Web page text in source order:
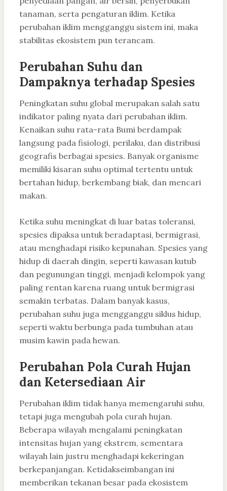
tanaman, serta pengaturan iklim. Ketika
perubahan iklim mengganggu sistem ini, maka
stabilitas ekosistem pun terancam.
Perubahan Suhu dan
Dampaknya terhadap Spesies
Peningkatan suhu global merupakan salah satu
indikator paling nyata dari perubahan iklim.
Kenaikan suhu rata-rata Bumi berdampak
langsung pada fisiologi, perilaku, dan distribusi
geografis berbagai spesies. Banyak organisme
memiliki kisaran suhu optimal tertentu untuk
bertahan hidup, berkembang biak, dan mencari
makan.
Ketika suhu meningkat di luar batas toleransi,
spesies dipaksa untuk beradaptasi, bermigrasi,
atau menghadapi risiko kepunahan. Spesies yang
hidup di daerah dingin, seperti kawasan kutub
dan pegunungan tinggi, menjadi kelompok yang
paling rentan karena ruang untuk bermigrasi
semakin terbatas. Dalam banyak kasus,
perubahan suhu juga mengganggu siklus hidup,
seperti waktu berbunga pada tumbuhan atau
musim kawin pada hewan.
Perubahan Pola Curah Hujan
dan Ketersediaan Air
Perubahan iklim tidak hanya memengaruhi suhu,
tetapi juga mengubah pola curah hujan.
Beberapa wilayah mengalami peningkatan
intensitas hujan yang ekstrem, sementara
wilayah lain justru menghadapi kekeringan
berkepanjangan. Ketidakseimbangan ini
memberikan tekanan besar pada ekosistem